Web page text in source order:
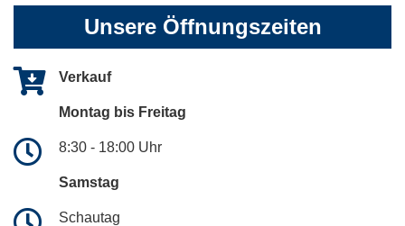
Unsere Öffnungszeiten
Verkauf
Montag bis Freitag
8:30 - 18:00 Uhr
Samstag
Schautag